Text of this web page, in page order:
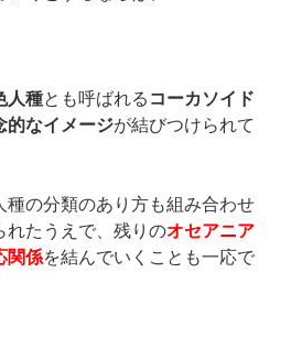
人種とも呼ばれる コーカソイド
的なイメージが結びつけられて
種の分類のあり方も組み合わせ
れたうえで、残りのオセアニア
関係を結んでいくことも一応で